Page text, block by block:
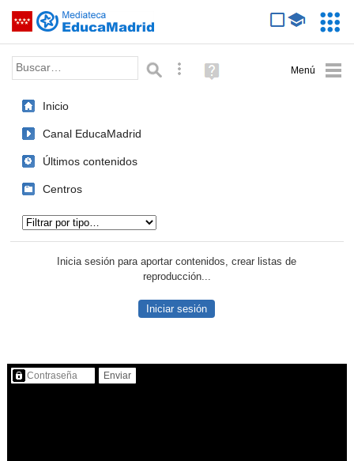
Saltar navegación
Palabra o frase: Búsqueda avanzada
Ayuda
(en
Inicio
Canal EducaMadrid
Últimos contenidos
Centros
Inicia sesión para aportar contenidos, crear listas de
reproducción...
Iniciar sesión
Contenido protegido…